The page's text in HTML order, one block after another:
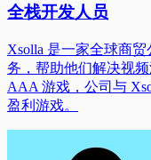
全栈开发人员
Xsolla 是一家全球商
务，帮助他们解决视
AAA 游戏，公司与
盈利游戏。